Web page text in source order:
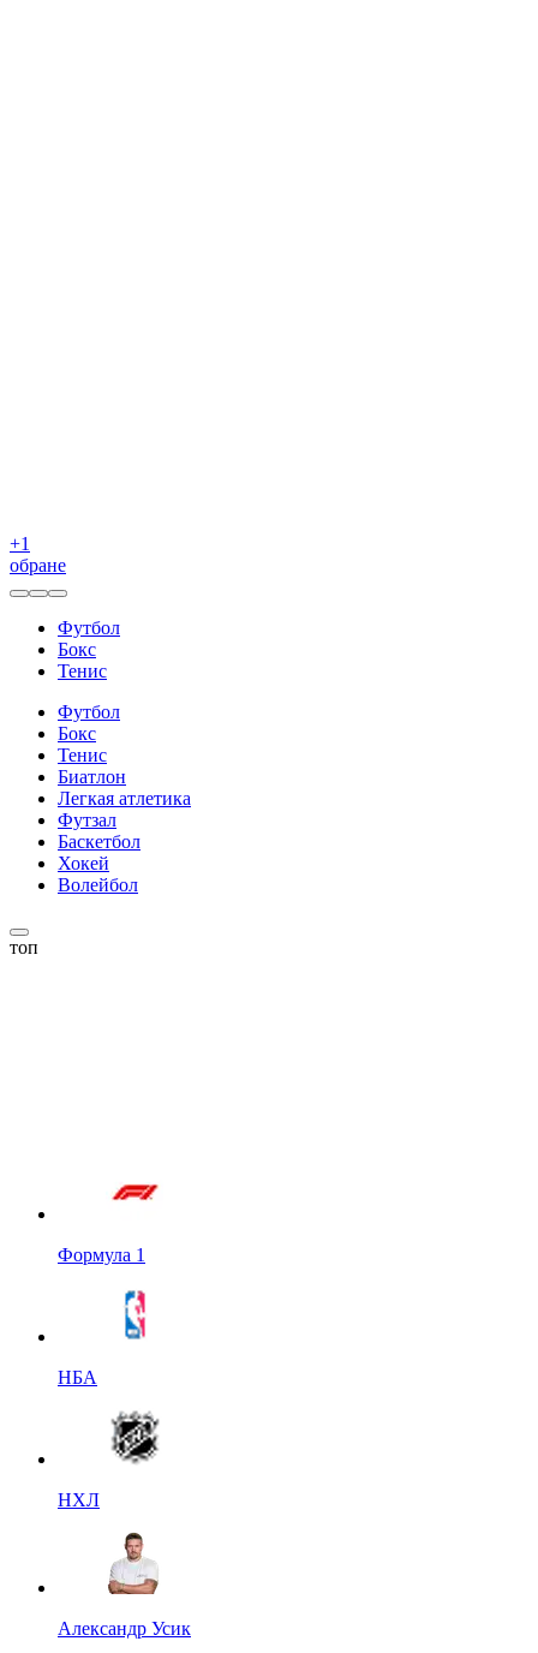
+1
обране
Футбол
Бокс
Тенис
Футбол
Бокс
Тенис
Биатлон
Легкая атлетика
Футзал
Баскетбол
Хокей
Волейбол
топ
Формула 1
НБА
НХЛ
Александр Усик